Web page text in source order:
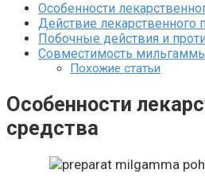
Особенности
Действие лекарственного
Побочные действия и
Совместимость
Похожие статьи
Особенности
средства